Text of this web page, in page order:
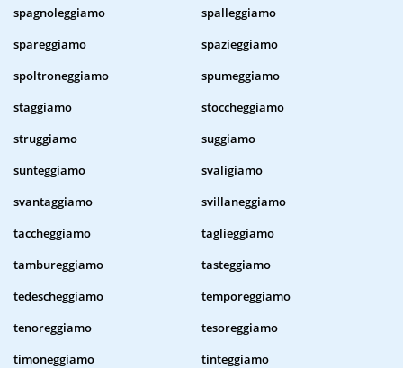
spagnoleggiamo
spalleggiamo
spareggiamo
spazieggiamo
spoltroneggiamo
spumeggiamo
staggiamo
stoccheggiamo
struggiamo
suggiamo
sunteggiamo
svaligiamo
svantaggiamo
svillaneggiamo
taccheggiamo
taglieggiamo
tambureggiamo
tasteggiamo
tedescheggiamo
temporeggiamo
tenoreggiamo
tesoreggiamo
timoneggiamo
tinteggiamo